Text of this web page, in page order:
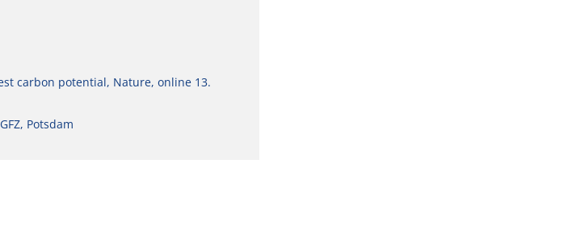
carbon potential, Nature, online 13.
Potsdam